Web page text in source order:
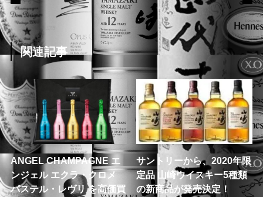
関連記事
ANGEL CHAMPAGNE エ
ンジェル エクラ・クロメ
パステル・レヴリ を高価買
サントリーから、2020年限
定品 山崎ウイスキー5種類
の新商品が発売決定！